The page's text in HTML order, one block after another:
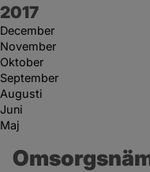
År:
2017
December
November
Oktober
September
Augusti
Juni
Maj